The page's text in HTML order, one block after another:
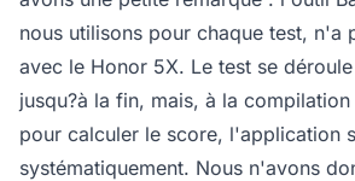
nous utilisons pour chaque test, n'a
avec le Honor 5X. Le test se
jusqu?à la fin, mais, à la
pour calculer le score, l'application
systématiquement. Nous n'avons